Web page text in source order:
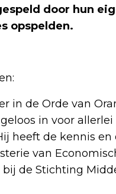
door hun
opspelden.
in de Orde van
in voor
heeft de kennis en
van
de Stichting